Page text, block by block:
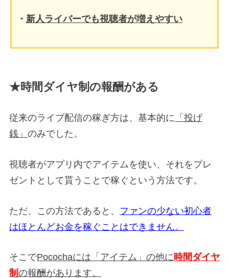
・ 新人ライバーでも視聴者が増えやすい
★時間ダイヤ制の報酬がある
従来のライブ配信の稼ぎ方は、基本的に 「投げ
銭」 のみでした。
視聴者がアプリ内でアイテムを使い、それをプレ
ゼントとして貰うことで稼ぐという方法です。
ただ、この方法であると、 ファンの少ない初心者
はほとんどお金を稼ぐことはできません。
そこでPocochaには「アイテム」の他に時間ダイヤ
制 の報酬があります。